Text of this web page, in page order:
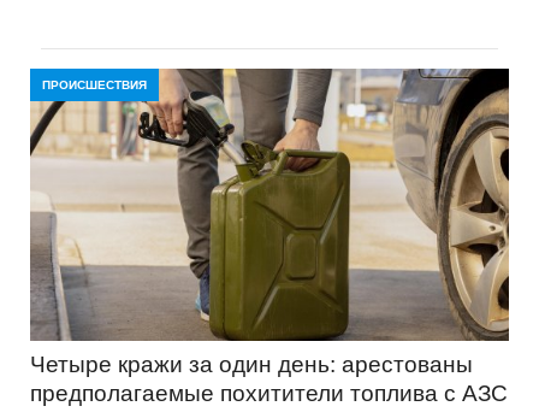
ПРОИСШЕСТВИЯ
Четыре кражи за один день: арестованы
предполагаемые похитители топлива с АЗС